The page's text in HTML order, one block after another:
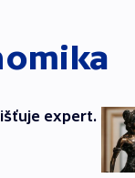
expert.